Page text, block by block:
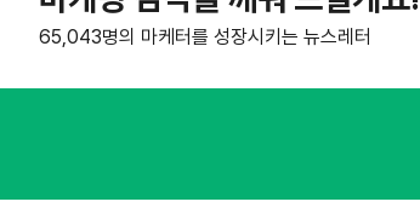
65,043명의 마케터를 성장시키는 뉴스레터